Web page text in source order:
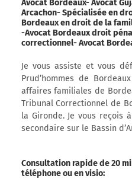
Avocat Bordeaux- Avocat
Arcachon- Spécialisée en
Bordeaux en droit de la
-Avocat Bordeaux droit
correctionnel- Avocat
Je vous assiste et vous
Prud’hommes de
affaires familiales de
Tribunal Correctionnel de
la Gironde. Je vous reçois
secondaire sur le Bassin
Consultation rapide de 20
téléphone ou en visio: